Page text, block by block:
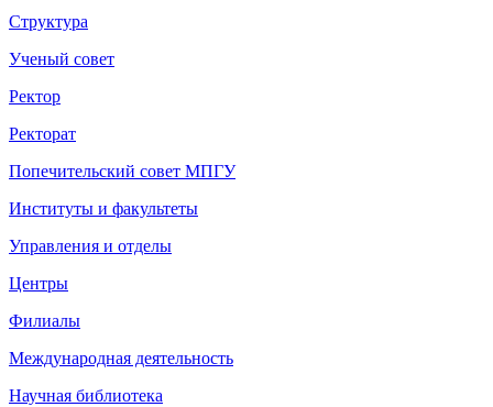
Структура
Ученый совет
Ректор
Ректорат
Попечительский совет МПГУ
Институты и факультеты
Управления и отделы
Центры
Филиалы
Международная деятельность
Научная библиотека